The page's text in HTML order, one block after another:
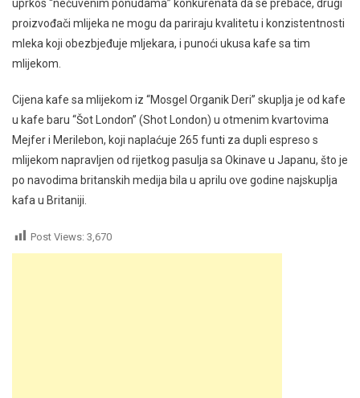
uprkos “nečuvenim ponudama” konkurenata da se prebace, drugi
proizvođači mlijeka ne mogu da pariraju kvalitetu i konzistentnosti
mleka koji obezbjeđuje mljekara, i punoći ukusa kafe sa tim
mlijekom.
Cijena kafe sa mlijekom iz “Mosgel Organik Deri” skuplja je od kafe
u kafe baru “Šot London” (Shot London) u otmenim kvartovima
Mejfer i Merilebon, koji naplaćuje 265 funti za dupli espreso s
mlijekom napravljen od rijetkog pasulja sa Okinave u Japanu, što je
po navodima britanskih medija bila u aprilu ove godine najskuplja
kafa u Britaniji.
Post Views: 3,670